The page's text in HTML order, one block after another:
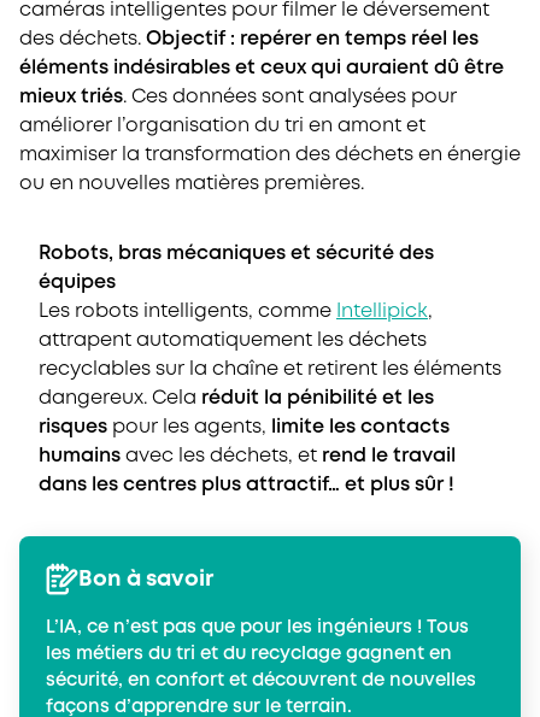
caméras intelligentes pour filmer le déversement
des déchets. Objectif : repérer en temps réel les
éléments indésirables et ceux qui auraient dû être
mieux triés. Ces données sont analysées pour
améliorer l’organisation du tri en amont et
maximiser la transformation des déchets en énergie
ou en nouvelles matières premières.
Bon à savoir
L’IA, ce n’est pas que pour les ingénieurs ! Tous
les métiers du tri et du recyclage gagnent en
sécurité, en confort et découvrent de nouvelles
façons d’apprendre sur le terrain.
Robots, bras mécaniques et sécurité des
équipes
Les robots intelligents, comme Intellipick,
attrapent automatiquement les déchets
recyclables sur la chaîne et retirent les éléments
dangereux. Cela réduit la pénibilité et les
risques pour les agents,
limite les contacts
humains avec les déchets, et rend le travail
dans les centres plus attractif… et plus sûr !